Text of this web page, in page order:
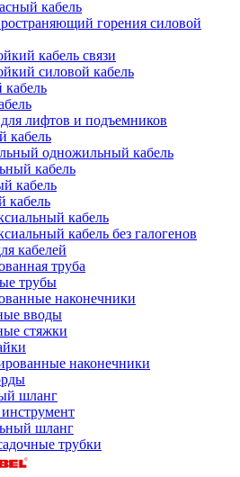
кабель
горения силовой
кабель связи
силовой кабель
лифтов и подъемников
кабель
одножильный кабель
кабель
кабель
кабель
кабель
кабель без галогенов
кабелей
труба
трубы
наконечники
вводы
стяжки
наконечники
шланг
шланг
трубки